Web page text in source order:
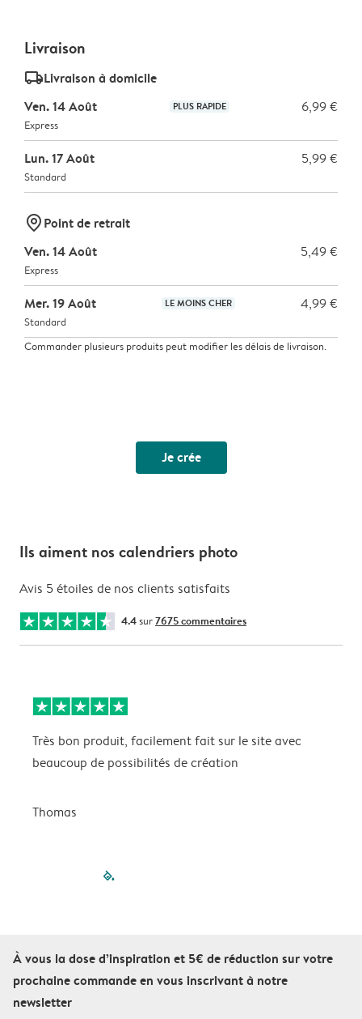
Livraison
delivery_standard_v2Livraison à domicile
Ven. 14 Août
PLUS RAPIDE 6,99 €
Express
Lun. 17 Août 5,99 €
Standard
marker-pinPoint de retrait
Ven. 14 Août
5,49 €
Express
Mer. 19 Août LE MOINS CHER 4,99 €
Standard
Commander plusieurs produits peut modifier les délais de livraison.
Je crée
Ils aiment nos calendriers photo
Avis 5 étoiles de nos clients satisfaits
4.4sur7675 commentaires
Très bon produit, facilement fait sur le site avec
beaucoup de possibilités de création
Thomas
filled-pagination
À vous la dose d’inspiration et 5€ de réduction sur votre
prochaine commande en vous inscrivant à notre
newsletter